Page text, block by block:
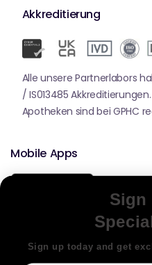
Akkreditierung
Alle unsere Partnerlabors
/ IS013485
Apotheken sind bei GPHC
Mobile Apps
Sign
Sign up today and get